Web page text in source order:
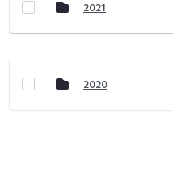
2021
2020